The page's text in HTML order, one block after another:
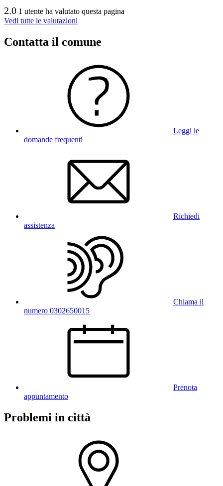
2.0 1 utente ha valutato questa pagina
Vedi tutte le valutazioni
Contatta il comune
Leggi le
domande frequenti
Richiedi
assistenza
Chiama il
numero 0302650015
Prenota
appuntamento
Problemi in città